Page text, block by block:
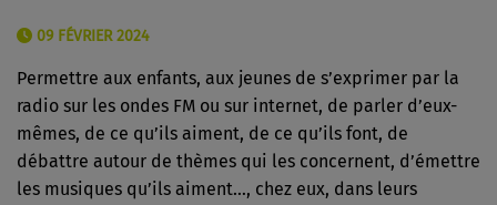
09 FÉVRIER 2024
Permettre aux enfants, aux jeunes de s’exprimer par la
radio sur les ondes FM ou sur internet, de parler d’eux-
mêmes, de ce qu’ils aiment, de ce qu’ils font, de
débattre autour de thèmes qui les concernent, d’émettre
les musiques qu’ils aiment…, chez eux, dans leurs